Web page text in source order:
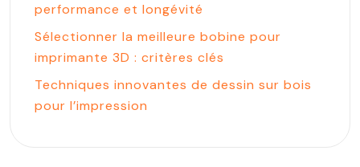
performance et longévité
Sélectionner la meilleure bobine pour
imprimante 3D : critères clés
Techniques innovantes de dessin sur bois
pour l’impression